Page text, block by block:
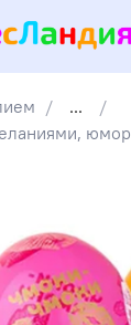
...
юмор